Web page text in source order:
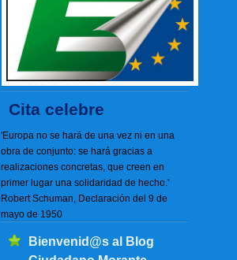
Cita celebre
'Europa no se hará de una vez ni en una
obra de conjunto: se hará gracias a
realizaciones concretas, que creen en
primer lugar una solidaridad de hecho.'
Robert Schuman, Declaración del 9 de
mayo de 1950
Bienvenid@s al Blog